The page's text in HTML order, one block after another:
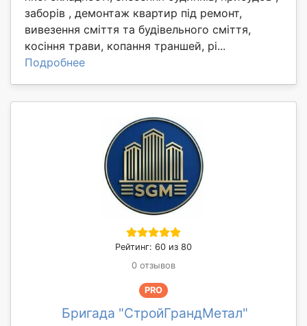
заборів , демонтаж квартир під ремонт,
вивезення сміття та будівельного сміття,
косіння трави, копання траншей, рі...
Подробнее
Рейтинг: 60 из 80
0 отзывов
PRO
Бригада "СтройГрандМетал"